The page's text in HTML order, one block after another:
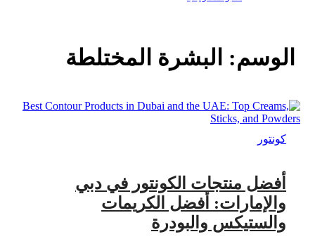
الوسم: البشرة المختلطة
كونتور
أفضل منتجات الكونتور في دبي
والإمارات: أفضل الكريمات
والستيكس والبودرة